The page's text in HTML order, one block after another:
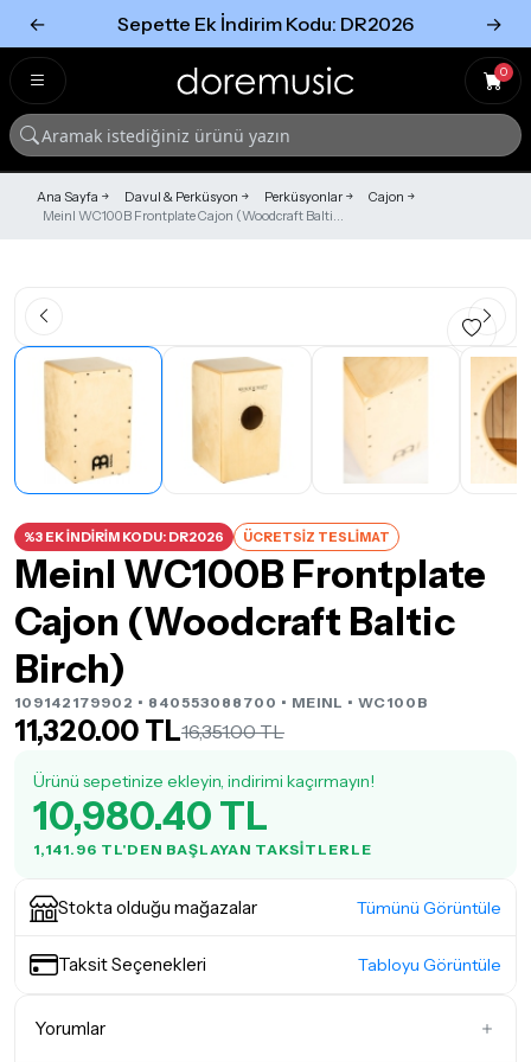
← Sepette Ek İndirim Kodu: DR2026 →
0
Ana Sayfa Davul & Perküsyon Perküsyonlar
Cajon
Meinl WC100B Frontplate Cajon (Woodcraft Balti...
%3 EK İNDİRİM KODU: DR2026 ÜCRETSİZ TESLİMAT
Meinl WC100B Frontplate
Cajon (Woodcraft Baltic
Birch)
109142179902 • 840553088700 • MEINL • WC100B
11,320.00 TL16,351.00 TL
Ürünü sepetinize ekleyin, indirimi kaçırmayın!
10,980.40 TL
1,141.96 TL'DEN BAŞLAYAN TAKSITLERLE
Stokta olduğu mağazalar Tümünü Görüntüle
Taksit Seçenekleri Tabloyu Görüntüle
Yorumlar
Tümünü Gör
Tümünü gör